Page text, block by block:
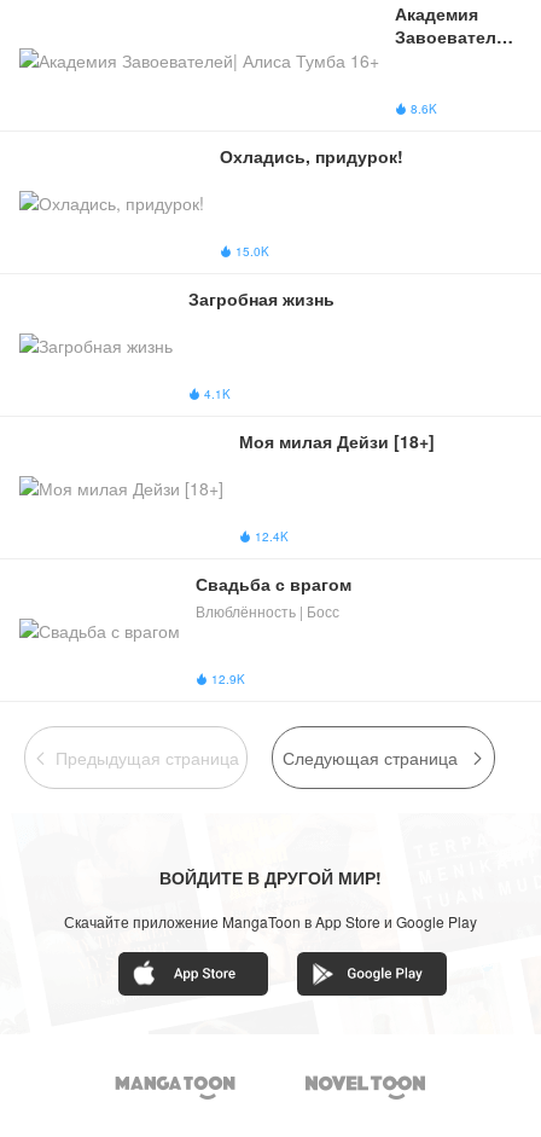
Академия
Завоевателей|
 8.6K
Охладись, придурок!
 15.0K
Загробная жизнь
 4.1K
Моя милая Дейзи [18+]
 12.4K
Свадьба с врагом
Влюблённость | Босс
 12.9K
 Предыдущая страница Следующая страница 
ВОЙДИТЕ В ДРУГОЙ МИР!
Скачайте приложение MangaToon в App Store и Google Play
 